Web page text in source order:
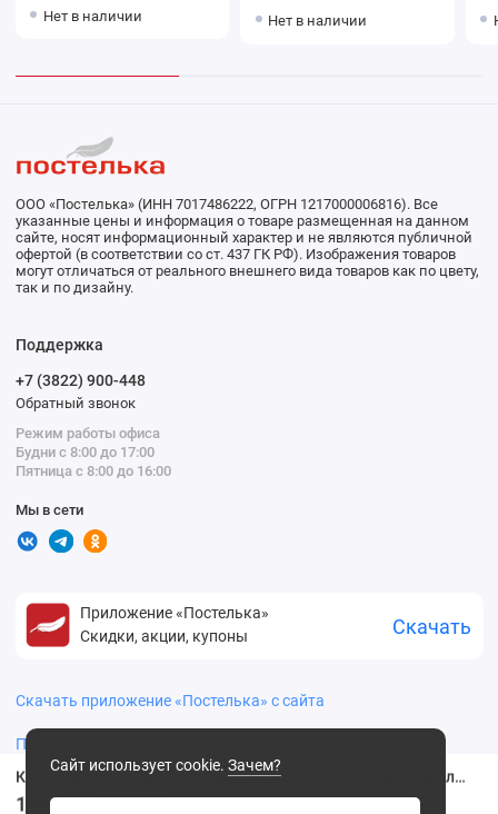
Комплект постельного белья двуспальный из бязи с наволочками 70х70 2 шт Надписи The Дом
1999 2299 ₽
Цветы Василиса
Нет в наличии
50х70 2 шт Узор The Дом
Нет в наличии
Сайт использует cookie. Зачем?
ООО «Постелька» (ИНН 7017486222, ОГРН 1217000006816). Все
указанные цены и информация о товаре размещенная на данном
сайте, носят информационный характер и не являются публичной
офертой (в соответствии со ст. 437 ГК РФ). Изображения товаров
могут отличаться от реального внешнего вида товаров как по цвету,
так и по дизайну.
Поддержка
+7 (3822) 900-448
Обратный звонок
Режим работы офиса
Будни с 8:00 до 17:00
Пятница с 8:00 до 16:00
Мы в сети
Приложение «Постелька»
Скидки, акции, купоны
Скачать
Скачать приложение «Постелька» с сайта
Политика конфиденциальности